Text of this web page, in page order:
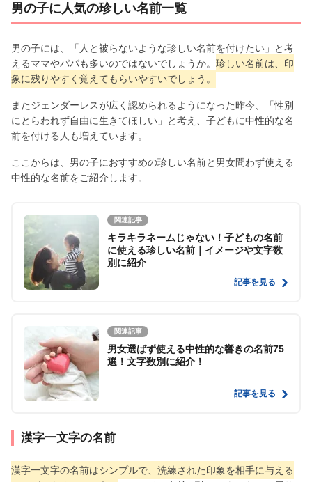
男の子に人気の珍しい名前一覧
男の子には、「人と被らないような珍しい名前を付けたい」と考
えるママやパパも多いのではないでしょうか。 珍しい名前は、印
象に残りやすく覚えてもらいやすいでしょう。
またジェンダーレスが広く認められるようになった昨今、「性別
にとらわれず自由に生きてほしい」と考え、子どもに中性的な名
前を付ける人も増えています。
ここからは、男の子におすすめの珍しい名前と男女問わず使える
中性的な名前をご紹介します。
関連記事
キラキラネームじゃない！子どもの名前
に使える珍しい名前｜イメージや文字数
別に紹介
記事を見る
関連記事
男女選ばず使える中性的な響きの名前75
選！文字数別に紹介！
記事を見る
漢字一文字の名前
漢字一文字の名前はシンプルで、洗練された印象を相手に与える